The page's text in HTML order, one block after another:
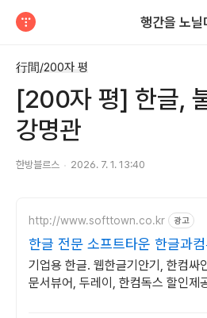
행간을 노닐
行間/200자 평
[200자 평] 한글,
강명관
한방블르스 2026. 7. 1. 13:40
http://www.softtown.co.kr 광고
한글 전문 소프트타운 한글과컴
식 파트너
기업용 한글. 웹한글기안기, 한컴싸
문서뷰어, 두레이, 한컴독스 할인제